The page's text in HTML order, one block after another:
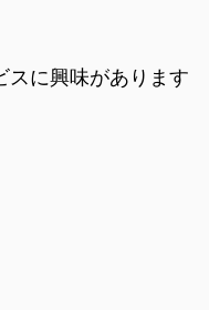
スに興味があります